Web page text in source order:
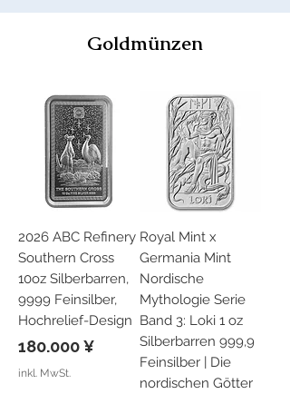
Goldmünzen
2026 ABC Refinery
Southern Cross
10oz Silberbarren,
9999 Feinsilber,
Hochrelief-Design
Preis
180.000 ¥
inkl. MwSt.
Royal Mint x
Germania Mint
Nordische
Mythologie Serie
Band 3: Loki 1 oz
Silberbarren 999,9
Feinsilber | Die
nordischen Götter